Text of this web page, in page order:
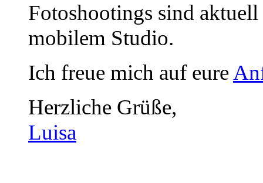
Fotoshootings sind
mobilem Studio.
Ich freue mich auf eure
Herzliche Grüße,
Luisa